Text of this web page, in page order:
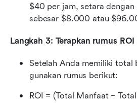
$40 per jam, setara dengan
sebesar $8.000 atau
Langkah 3: Terapkan rumus ROI
Setelah Anda memiliki total
gunakan rumus berikut:
ROI = (Total Manfaat −